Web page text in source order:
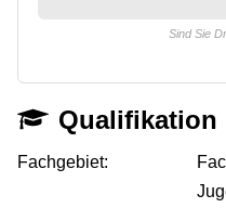
Sind Sie
Qualifikation
Fachgebiet: